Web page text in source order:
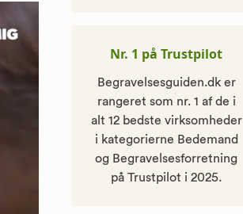
Nr. 1 på Trustpilot
Begravelsesguiden.dk er
rangeret som nr. 1 af de i
alt 12 bedste virksomheder
i kategorierne Bedemand
og Begravelsesforretning
på Trustpilot i 2025.